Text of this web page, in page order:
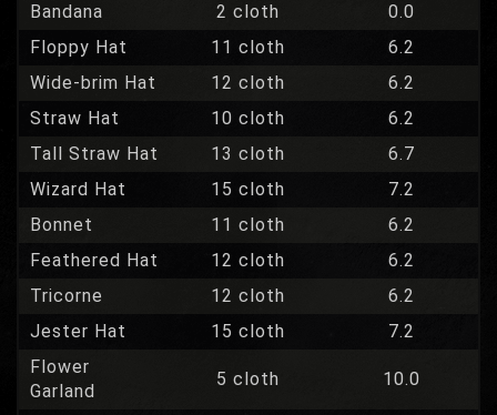
Bandana
2 cloth
0.0
Floppy Hat
11 cloth
6.2
Wide-brim Hat
12 cloth
6.2
Straw Hat
10 cloth
6.2
Tall Straw Hat
13 cloth
6.7
Wizard Hat
15 cloth
7.2
Bonnet
11 cloth
6.2
Feathered Hat
12 cloth
6.2
Tricorne
12 cloth
6.2
Jester Hat
15 cloth
7.2
Flower
Garland
5 cloth 10.0